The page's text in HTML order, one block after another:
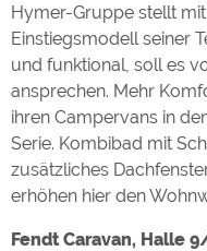
Hymer-Gruppe stellt
Einstiegsmodell seiner
und funktional, soll es
ansprechen. Mehr
ihren Campervans in
Serie. Kombibad mit
zusätzliches
erhöhen hier den
Fendt Caravan, Halle